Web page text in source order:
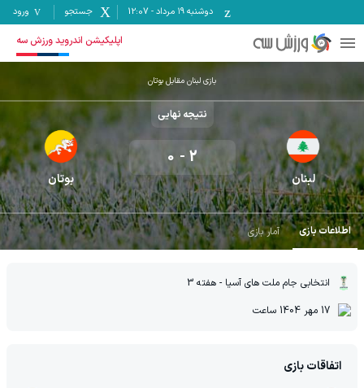
دوشنبه ۱۹ مرداد -
12:07 جستجو ورود
اپلیکیشن اندروید ورزش سه
بازی لبنان مقابل بوتان
نتیجه نهایی
لبنان
2
-
0
بوتان
اطلاعات بازی آمار بازی
انتخابی جام ملت های آسیا - هفته 3
17 مهر 1404
ساعت
اتفاقات بازی